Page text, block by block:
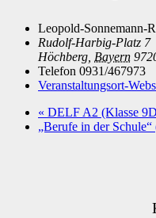
Leopold-Sonnemann-
Rudolf-Harbig-Platz 7
Höchberg Bayern
Telefon 0931/467973
Veranstaltungsort-
« DELF A2 (Klasse
„Berufe in der